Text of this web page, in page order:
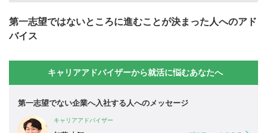
第一志望ではないところに進むことが決まった人へのアド
バイス
キャリアアドバイザーから就活に悩むあなたへ
第一志望でない企業へ入社する人へのメッセージ
キャリアアドバイザー